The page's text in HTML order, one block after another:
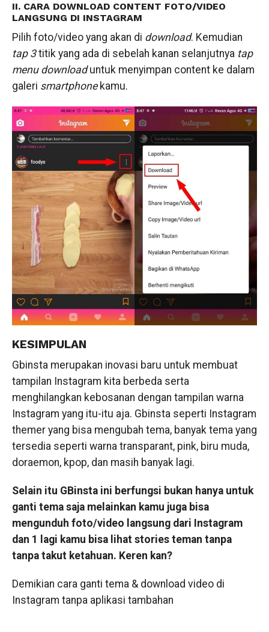
II. CARA DOWNLOAD CONTENT FOTO/VIDEO
LANGSUNG DI INSTAGRAM
Pilih foto/video yang akan di download. Kemudian
tap 3titik yang ada di sebelah kanan selanjutnya tap
menu downloaduntuk menyimpan content ke dalam
galeri smartphonekamu.
KESIMPULAN
Gbinsta merupakan inovasi baru untuk membuat
tampilan Instagram kita berbeda serta
menghilangkan kebosanan dengan tampilan warna
Instagram yang itu-itu aja. Gbinsta seperti Instagram
themer yang bisa mengubah tema, banyak tema yang
tersedia seperti warna transparant, pink, biru muda,
doraemon, kpop, dan masih banyak lagi.
Selain itu GBinsta ini berfungsi bukan hanya untuk
ganti tema saja melainkan kamu juga bisa
mengunduh foto/video langsung dari Instagram
dan 1 lagi kamu bisa lihat stories teman tanpa
tanpa takut ketahuan. Keren kan?
Demikian cara ganti tema & download video di
Instagram tanpa aplikasi tambahan